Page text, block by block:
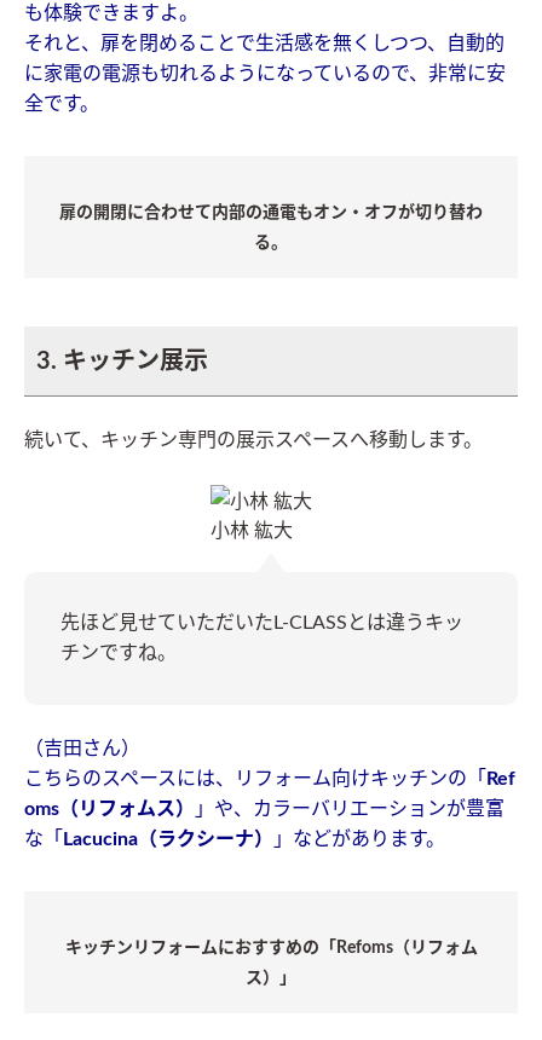
も体験できますよ。
それと、扉を閉めることで生活感を無くしつつ、自動的
に家電の電源も切れるようになっているので、非常に安
全です。
扉の開閉に合わせて内部の通電もオン・オフが切り替わ
る。
3. キッチン展示
続いて、キッチン専門の展示スペースへ移動します。
小林 紘大
先ほど見せていただいたL-CLASSとは違うキッ
チンですね。
（吉田さん）
こちらのスペースには、リフォーム向けキッチンの「 Ref
oms（リフォムス）
」や、カラーバリエーションが豊富
な「 Lacucina（ラクシーナ） 」などがあります。
キッチンリフォームにおすすめの「Refoms（リフォム
ス）」